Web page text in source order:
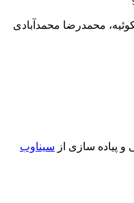
محمدرضا محمدآبادی
پیاده سازی از سیناوب